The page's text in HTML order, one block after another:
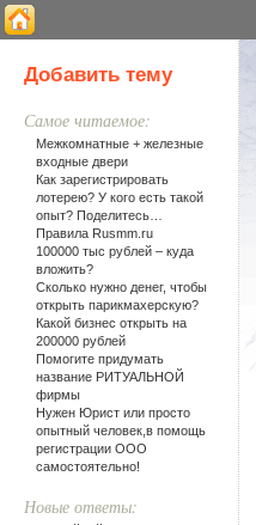
Добавить тему
Самое читаемое:
Межкомнатные + железные
входные двери
Как зарегистрировать
лотерею? У кого есть такой
опыт? Поделитесь…
Правила Rusmm.ru
100000 тыс рублей – куда
вложить?
Сколько нужно денег, чтобы
открыть парикмахерскую?
Какой бизнес открыть на
200000 рублей
Помогите придумать
название РИТУАЛЬНОЙ
фирмы
Нужен Юрист или просто
опытный человек,в помощь
регистрации ООО
самостоятельно!
Новые ответы: